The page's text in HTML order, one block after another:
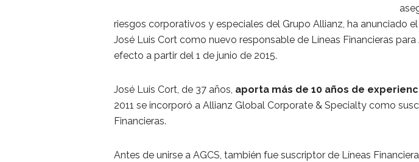
riesgos corporativos y especiales del Grupo Allianz, ha anunciado
José Luis Cort como nuevo responsable de Líneas Financieras para
efecto a partir del 1 de junio de 2015.
José Luis Cort, de 37 años, aporta más de 10 años de
2011 se incorporó a Allianz Global Corporate & Specialty como
Financieras.
Antes de unirse a AGCS, también fue suscriptor de Líneas